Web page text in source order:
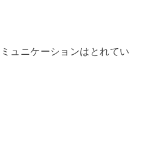
ュニケーションはとれてい